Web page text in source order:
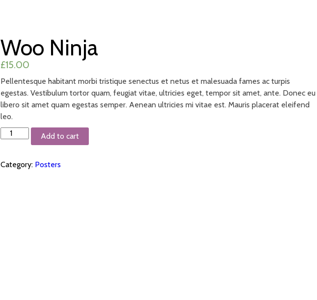
Woo Ninja
£15.00
Pellentesque habitant morbi tristique senectus et netus et malesuada fames ac turpis
egestas. Vestibulum tortor quam, feugiat vitae, ultricies eget, tempor sit amet, ante. Donec eu
libero sit amet quam egestas semper. Aenean ultricies mi vitae est. Mauris placerat eleifend
leo.
Woo
Ninja
Add to cart
Category: Posters